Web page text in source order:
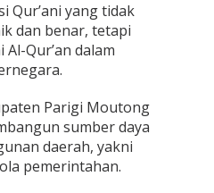
Qur’ani yang tidak
dan benar, tetapi
Qur’an dalam
Parigi Moutong
sumber daya
daerah, yakni
pemerintahan.